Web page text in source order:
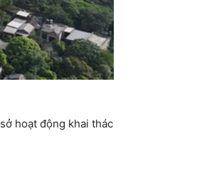
hoạt động khai thác